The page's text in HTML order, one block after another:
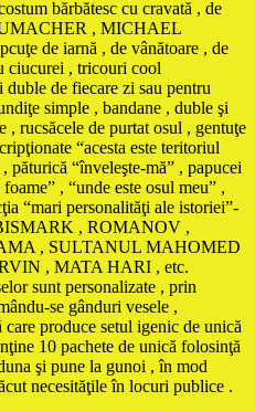
bărbătesc cu cravată , de
, MICHAEL
de iarnă , de vânătoare , de
ciucurei , tricouri cool
de fiecare zi sau pentru
simple , bandane , duble şi
, rucsăcele de purtat osul , gentuţe
“acesta este teritoriul
păturică “înveleşte-mă” , papucei
, “unde este osul meu” ,
“mari personalităţi ale istoriei”-
, ROMANOV ,
, SULTANUL MAHOMED
, MATA HARI , etc.
sunt personalizate , prin
se gânduri vesele ,
produce setul igenic de unică
10 pachete de unică folosinţă
şi pune la gunoi , în mod
necesităţile în locuri publice .